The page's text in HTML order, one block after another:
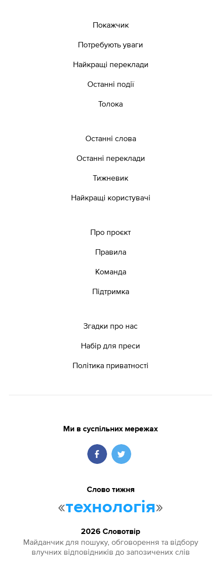
Покажчик
Потребують уваги
Найкращі переклади
Останні події
Толока
Останні слова
Останні переклади
Тижневик
Найкращі користувачі
Про проєкт
Правила
Команда
Підтримка
Згадки про нас
Набір для преси
Політика приватності
Ми в суспільних мережах
Слово тижня
«технологія»
2026 Словотвір
Майданчик для пошуку, обговорення та відбору
влучних відповідників до запозичених слів